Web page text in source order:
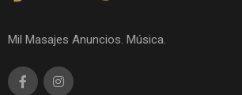
Mil Masajes Anuncios. Música.